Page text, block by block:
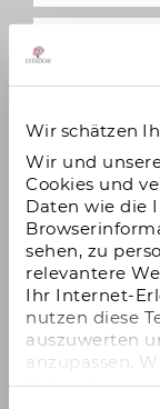
Wir schätzen
Wir und
Cookies und
Daten wie die
sehen, zu
relevantere
Ihr Internet-
nutzen diese
auszuwerten
anzupassen.
Daher fragen